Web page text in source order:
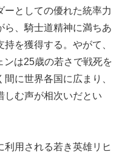
ーとしての優れた統率力
ら、騎士道精神に満ちあ
を獲得する。やがて、
は25歳の若さで戦死を
に世界各国に広まり、
しむ声が相次いだとい
用される若き英雄リヒ